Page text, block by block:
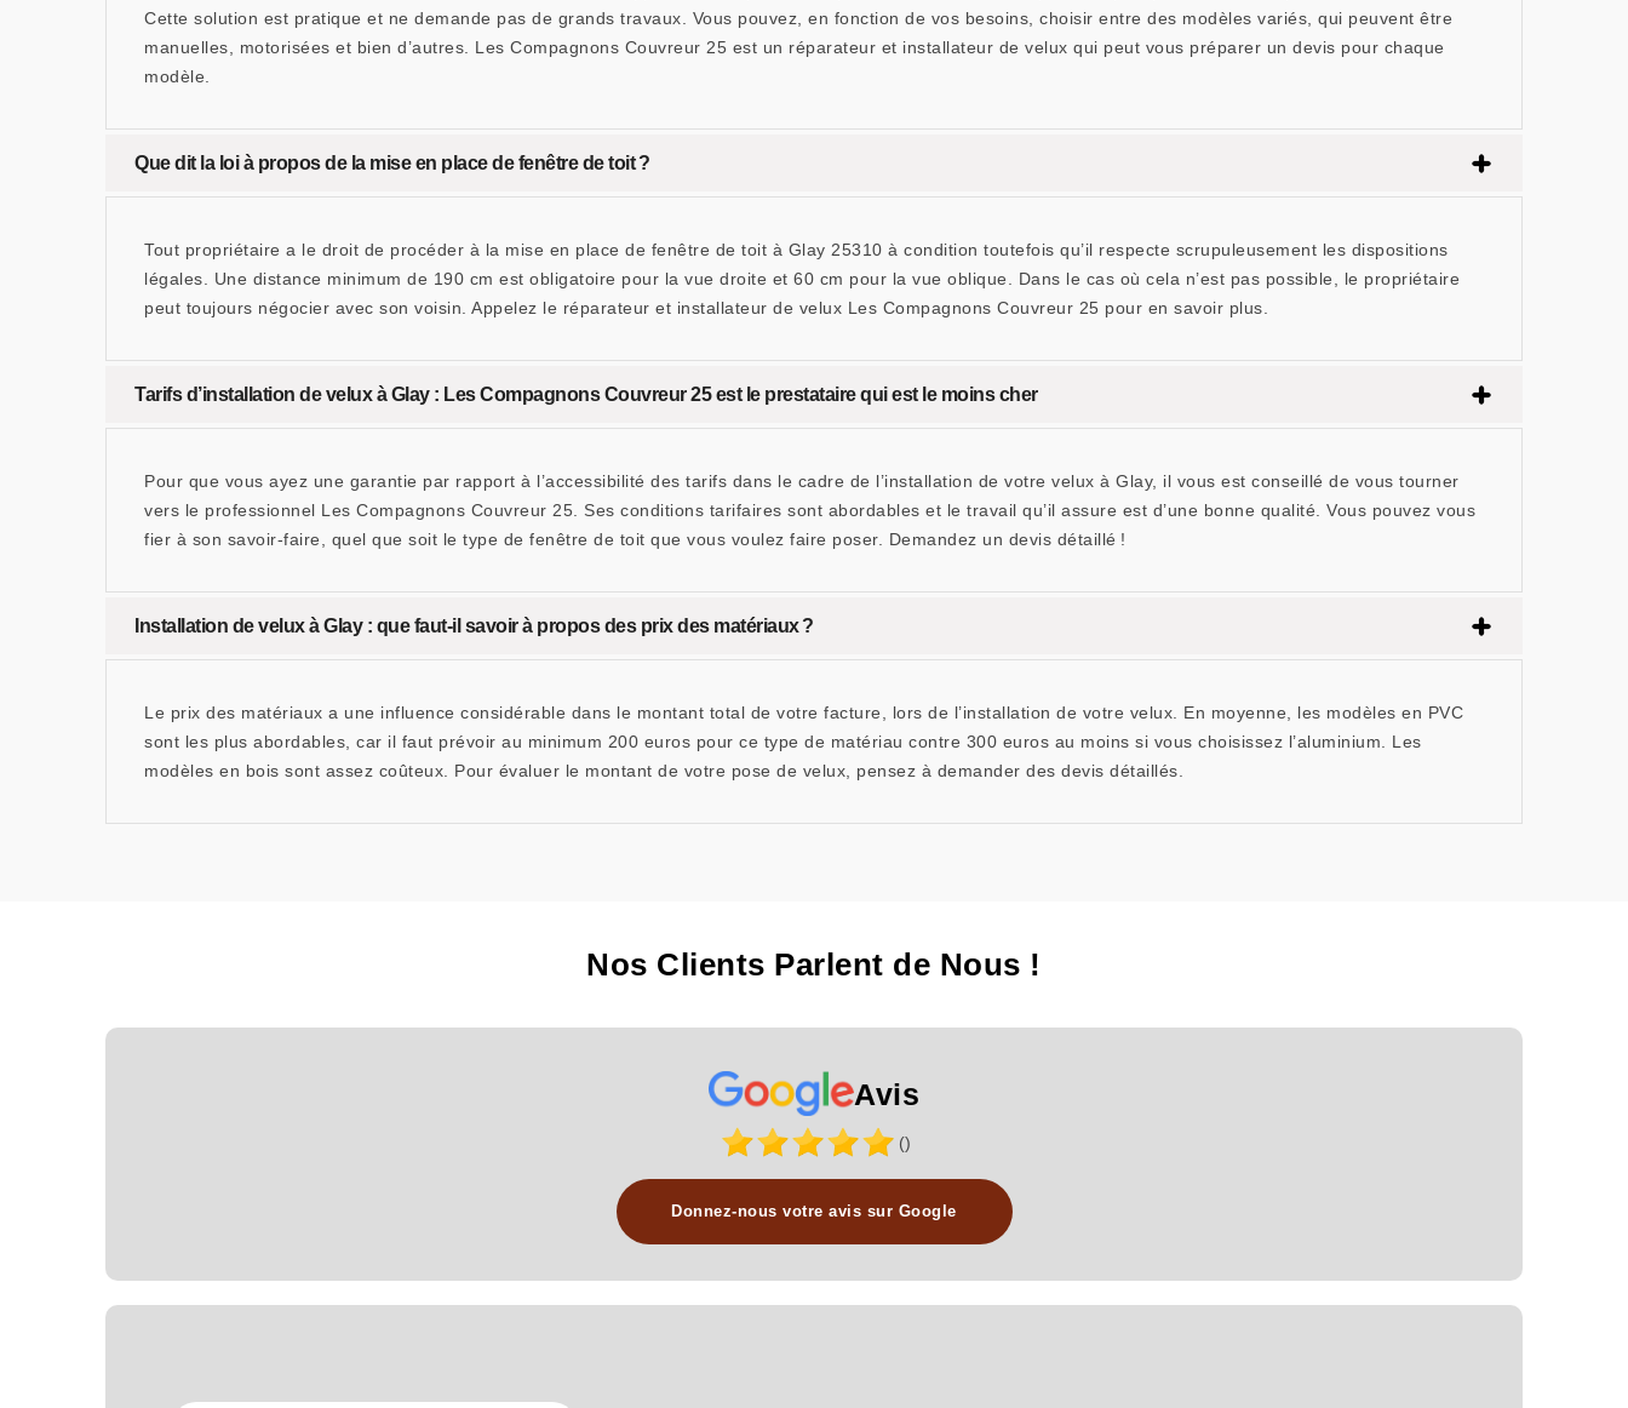
Cette solution est pratique et ne demande pas de grands travaux. Vous pouvez, en fonction de vos besoins, choisir entre des modèles variés, qui peuvent être
manuelles, motorisées et bien d’autres. Les Compagnons Couvreur 25 est un réparateur et installateur de velux qui peut vous préparer un devis pour chaque
modèle.
Que dit la loi à propos de la mise en place de fenêtre de toit ?
Tout propriétaire a le droit de procéder à la mise en place de fenêtre de toit à Glay 25310 à condition toutefois qu’il respecte scrupuleusement les dispositions
légales. Une distance minimum de 190 cm est obligatoire pour la vue droite et 60 cm pour la vue oblique. Dans le cas où cela n’est pas possible, le propriétaire
peut toujours négocier avec son voisin. Appelez le réparateur et installateur de velux Les Compagnons Couvreur 25 pour en savoir plus.
Tarifs d’installation de velux à Glay : Les Compagnons Couvreur 25 est le prestataire qui est le moins cher
Pour que vous ayez une garantie par rapport à l’accessibilité des tarifs dans le cadre de l’installation de votre velux à Glay, il vous est conseillé de vous tourner
vers le professionnel Les Compagnons Couvreur 25. Ses conditions tarifaires sont abordables et le travail qu’il assure est d’une bonne qualité. Vous pouvez vous
fier à son savoir-faire, quel que soit le type de fenêtre de toit que vous voulez faire poser. Demandez un devis détaillé !
Installation de velux à Glay : que faut-il savoir à propos des prix des matériaux ?
Le prix des matériaux a une influence considérable dans le montant total de votre facture, lors de l’installation de votre velux. En moyenne, les modèles en PVC
sont les plus abordables, car il faut prévoir au minimum 200 euros pour ce type de matériau contre 300 euros au moins si vous choisissez l’aluminium. Les
modèles en bois sont assez coûteux. Pour évaluer le montant de votre pose de velux, pensez à demander des devis détaillés.
Nos Clients Parlent de Nous !
Avis
()
Donnez-nous votre avis sur Google